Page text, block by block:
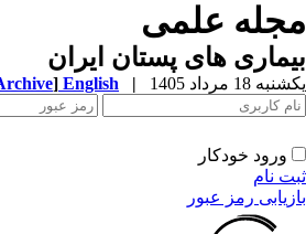
علمی
های پستان ایران
18 مرداد 1405 |
English
[Archive]
ورود خودکار
نام
رمز عبور